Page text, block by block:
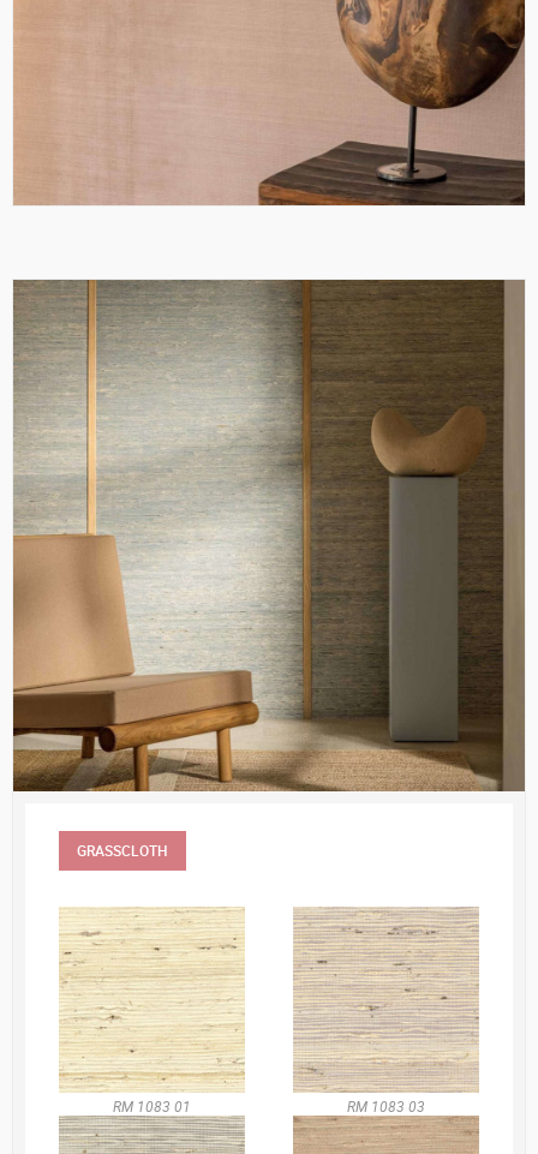
GRASSCLOTH
RM 1083 01 RM 1083 03